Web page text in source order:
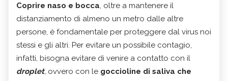
Coprire naso e bocca, oltre a mantenere il
distanziamento di almeno un metro dalle altre
persone, è fondamentale per proteggere dal virus noi
stessi e gli altri. Per evitare un possibile contagio,
infatti, bisogna evitare di venire a contatto con il
droplet, ovvero con le goccioline di saliva che